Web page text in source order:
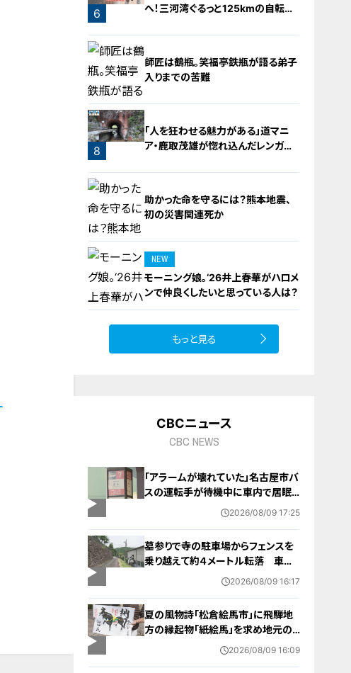
5
6
へ！三河湾ぐるっと125kmの自転車
7
師匠は鶴瓶。笑福亭鉄瓶が語る弟子
入りまでの苦難
8
「人を狂わせる魅力がある」道マニ
ア・鹿取茂雄が惚れ込んだレンガの
9
助かった命を守るには？熊本地震、
初の災害関連死か
NEW
モーニング娘。‘26井上春華がハロメ
ンで仲良くしたいと思っている人は？
もっと見る
CBCニュース
CBC NEWS
「アラームが壊れていた」名古屋市バ
スの運転手が待機中に車内で居眠
り 47分遅れで運行 金山～妙見
2026/08/09 17:25
墓参りで寺の駐車場からフェンスを
乗り越えて約４メートル転落 車に
乗っていた家族３人けが 岐阜・山
2026/08/09 16:17
夏の風物詩「松倉絵馬市」に飛騨地
方の縁起物「紙絵馬」を求め地元の
人や観光客が訪れる 幸せが駆け込
2026/08/09 16:09